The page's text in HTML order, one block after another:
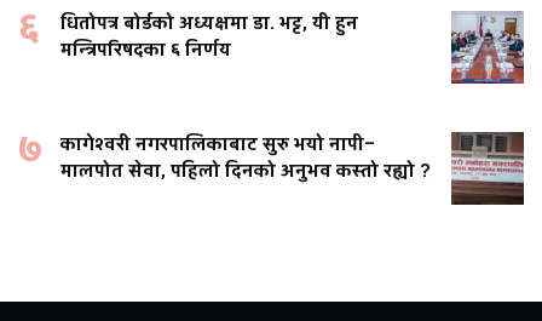
६
धितोपत्र बोर्डको अध्यक्षमा डा. भट्ट, यी हुन
मन्त्रिपरिषदका ६ निर्णय
७
कागेश्वरी नगरपालिकाबाट सुरु भयो नापी–
मालपोत सेवा, पहिलो दिनको अनुभव कस्तो रह्यो ?